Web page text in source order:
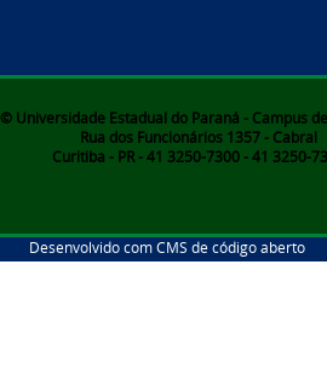
© Universidade Estadual do Paraná - Campus
Rua dos Funcionários 1357 - Cabral
Curitiba - PR - 41 3250-7300 - 41 3250-
Desenvolvido com CMS de código aberto